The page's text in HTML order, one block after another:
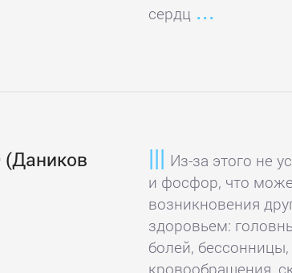
сердц
Из-за этого не
и фосфор, что
возникновения
здоровьем:
болей,
кровообращения,